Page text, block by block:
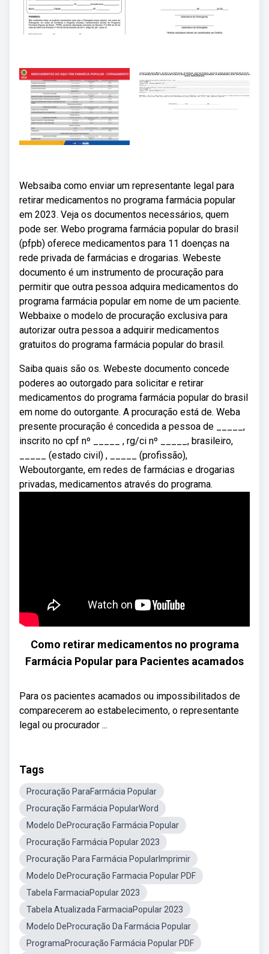
Websaiba como enviar um representante legal para
retirar medicamentos no programa farmácia popular
em 2023. Veja os documentos necessários, quem
pode ser. Webo programa farmácia popular do brasil
(pfpb) oferece medicamentos para 11 doenças na
rede privada de farmácias e drogarias. Webeste
documento é um instrumento de procuração para
permitir que outra pessoa adquira medicamentos do
programa farmácia popular em nome de um paciente.
Webbaixe o modelo de procuração exclusiva para
autorizar outra pessoa a adquirir medicamentos
gratuitos do programa farmácia popular do brasil.
Saiba quais são os. Webeste documento concede
poderes ao outorgado para solicitar e retirar
medicamentos do programa farmácia popular do brasil
em nome do outorgante. A procuração está de. Weba
presente procuração é concedida a pessoa de _____,
inscrito no cpf nº _____ , rg/ci nº _____, brasileiro,
_____ (estado civil) , _____ (profissão),
Weboutorgante, em redes de farmácias e drogarias
privadas, medicamentos através do programa.
Como retirar medicamentos no programa
Farmácia Popular para Pacientes acamados
Para os pacientes acamados ou impossibilitados de
comparecerem ao estabelecimento, o representante
legal ou procurador ...
Tags
Procuração ParaFarmácia Popular
Procuração Farmácia PopularWord
Modelo DeProcuração Farmácia Popular
Procuração Farmácia Popular 2023
Procuração Para Farmácia PopularImprimir
Modelo DeProcuração Farmacia Popular PDF
Tabela FarmaciaPopular 2023
Tabela Atualizada FarmaciaPopular 2023
Modelo DeProcuração Da Farmácia Popular
ProgramaProcuração Farmácia Popular PDF